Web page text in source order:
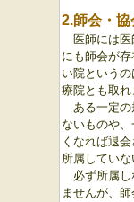
2.師会・
医師には
にも師会が
い院という
療院とも取れ
ある一定
ないものや
くなれば退
所属していな
必ず所属
ませんが、